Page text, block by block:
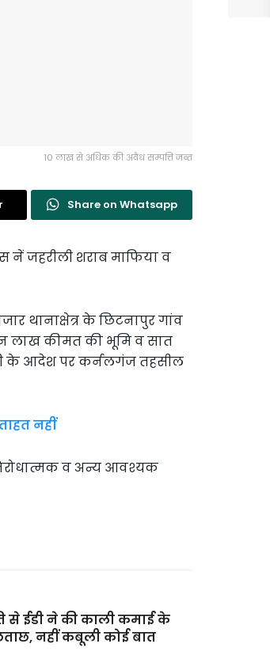
10 लाख से अधिक की अवैध सम्पत्ति जब्त
Share on Whatsapp
नें जहरीली शराब माफिया व
थानाक्षेत्र के छिटनापुर गांव
लाख कीमत की भूमि व सात
के आदेश पर कर्नलगंज तहसील
नहीं
व अन्य आवश्यक
से ईडी ने की काली कमाई के
नहीं कबूली कोई बात